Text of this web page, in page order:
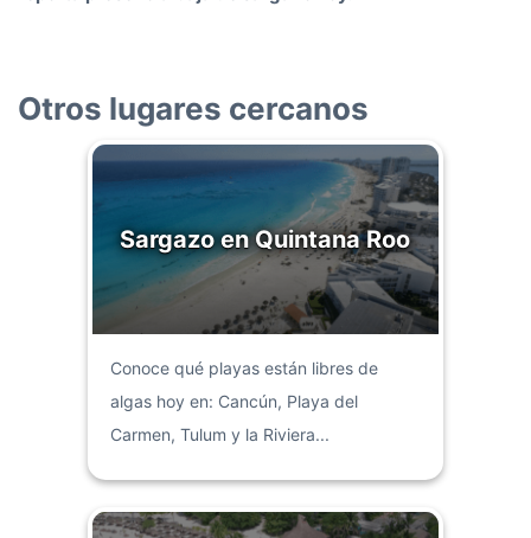
Otros lugares cercanos
Sargazo en Quintana Roo
Conoce qué playas están libres de
algas hoy en: Cancún, Playa del
Carmen, Tulum y la Riviera...